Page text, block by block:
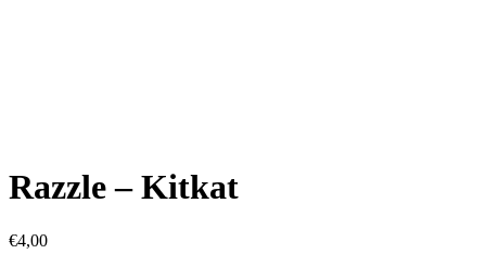
Razzle – Kitkat
€4,00